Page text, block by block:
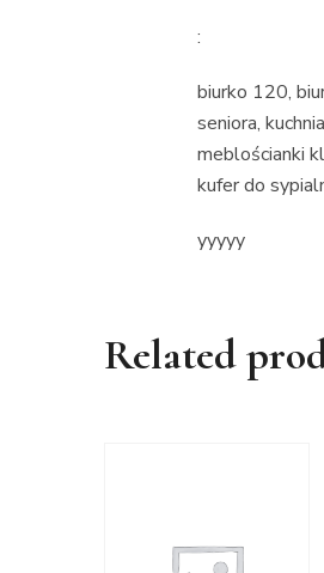
:
biurko 120,
seniora,
meblościanki
kufer do
yyyyy
Related